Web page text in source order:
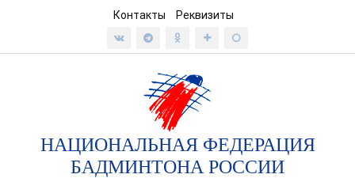
Контакты Реквизиты
НАЦИОНАЛЬНАЯ ФЕДЕРАЦИЯ
БАДМИНТОНА РОССИИ